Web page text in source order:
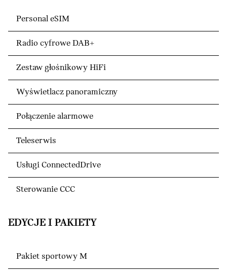
Personal eSIM
Radio cyfrowe DAB+
Zestaw głośnikowy HiFi
Wyświetlacz panoramiczny
Połączenie alarmowe
Teleserwis
Usługi ConnectedDrive
Sterowanie CCC
EDYCJE I PAKIETY
Pakiet sportowy M